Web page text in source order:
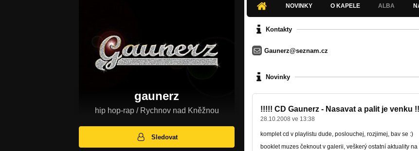
gaunerz
hip hop-rap / Rychnov nad Kněžnou
Sledovat
NOVINKY O KAPELE ALBA
Kontakty
Gaunerz@seznam.cz
Novinky
!!!!! CD Gaunerz - Nasavat a palit je venku
28.10.2008 ve 13:38
komplet cd v playlistu dude, poslouchej, rozjimej, bav se :)
booklet muzes čeknout v galerii, veškerý ostatní aktuality